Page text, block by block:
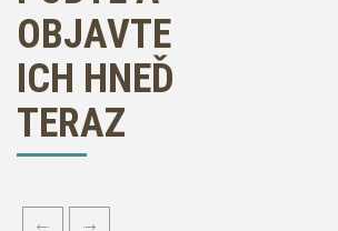
OBJAVTE
ICH HNEĎ
TERAZ